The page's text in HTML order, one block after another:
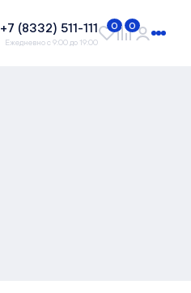
+7 (8332) 511-111
Ежедневно с 9:00 до 19:00
0 0